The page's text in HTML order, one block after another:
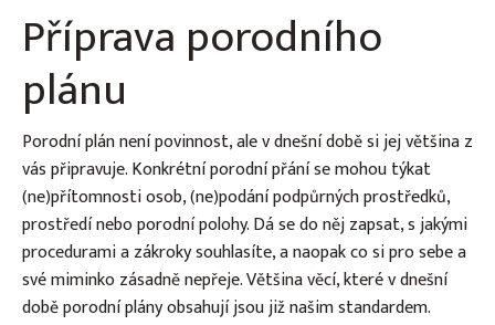
Příprava porodního
plánu
Porodní plán není povinnost, ale v dnešní době si jej většina z
vás připravuje. Konkrétní porodní přání se mohou týkat
(ne)přítomnosti osob, (ne)podání podpůrných prostředků,
prostředí nebo porodní polohy. Dá se do něj zapsat, s jakými
procedurami a zákroky souhlasíte, a naopak co si pro sebe a
své miminko zásadně nepřeje. Většina věcí, které v dnešní
době porodní plány obsahují jsou již našim standardem.